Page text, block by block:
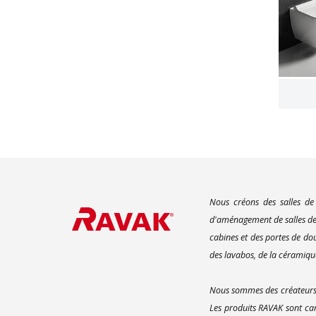
Nous créons des salles
d'aménagement de salles
cabines et des portes de
des lavabos, de la
Nous sommes des
Les produits RAVAK sont